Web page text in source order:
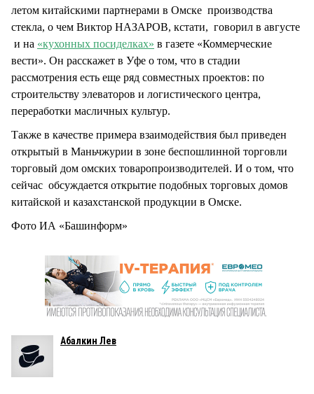
летом китайскими партнерами в Омске производства
стекла, о чем Виктор НАЗАРОВ, кстати, говорил в августе
и на «кухонных посиделках» в газете «Коммерческие
вести». Он расскажет в Уфе о том, что в стадии
рассмотрения есть еще ряд совместных проектов: по
строительству элеваторов и логистического центра,
переработки масличных культур.
Также в качестве примера взаимодействия был приведен
открытый в Маньчжурии в зоне беспошлинной торговли
торговый дом омских товаропроизводителей. И о том, что
сейчас обсуждается открытие подобных торговых домов
китайской и казахстанской продукции в Омске.
Фото ИА «Башинформ»
Абалкин Лев